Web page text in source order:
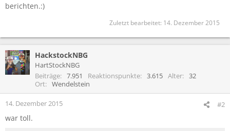
berichten.:)
Zuletzt bearbeitet: 14. Dezember 2015
HackstockNBG
HartStockNBG
Beiträge
7.951 Reaktionspunkte 3.615 Alter
32
Ort
Wendelstein
14. Dezember 2015 #2
war toll.